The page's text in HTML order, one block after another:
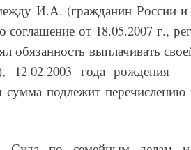
И.А. (гражданин России
соглашение от 18.05.2007 г.,
выплачивать
12.02.2003 года рождения
сумма подлежит